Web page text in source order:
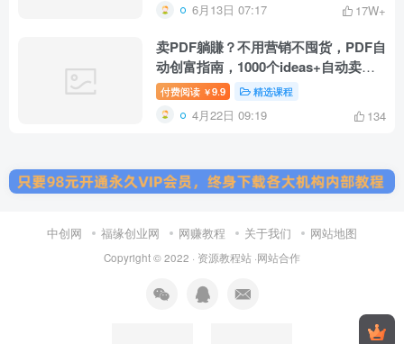
6月13日 07:17 17W+
卖PDF躺賺？不用营销不囤货，PDF自
动创富指南，1000个ideas+自动卖，
新手月入9k刀【原创双语字幕】
付费阅读 ￥9.9 精选课程
4月22日 09:19 134
中创网 福缘创业网 网赚教程 关于我们 网站地图
Copyright © 2022 · 资源教程站 ·网站合作